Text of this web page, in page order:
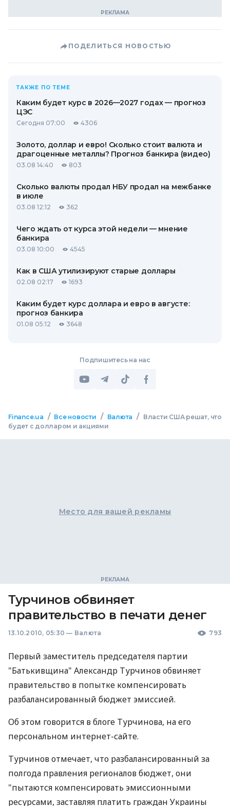
ПОДЕЛИТЬСЯ НОВОСТЬЮ
ТАКЖЕ ПО ТЕМЕ
Каким будет курс в 2026—2027 годах — прогноз
ЦЭС
Сегодня 07:00 4306
Золото, доллар и евро! Сколько стоит валюта и
драгоценные металлы? Прогноз банкира (видео)
03.08 14:40 803
Сколько валюты продал НБУ продал на межбанке
в июле
03.08 12:12 362
Чего ждать от курса этой недели — мнение
банкира
03.08 10:00 4545
Как в США утилизируют старые доллары
02.08 02:17 1693
Каким будет курс доллара и евро в августе:
прогноз банкира
01.08 05:12 3648
Подпишитесь на нас
Finance.ua / Все новости / Валюта /
Власти США решат, что
будет с долларом и акциями
Место для вашей рекламы
Турчинов обвиняет
правительство в печати денег
13.10.2010, 05:30 — Валюта 793
Первый заместитель председателя партии
"Батькивщина" Александр Турчинов обвиняет
правительство в попытке компенсировать
разбалансированный бюджет эмиссией.
Об этом говорится в блоге Турчинова, на его
персональном интернет-сайте.
Турчинов отмечает, что разбалансированный за
полгода правления регионалов бюджет, они
"пытаются компенсировать эмиссионными
ресурсами, заставляя платить граждан Украины